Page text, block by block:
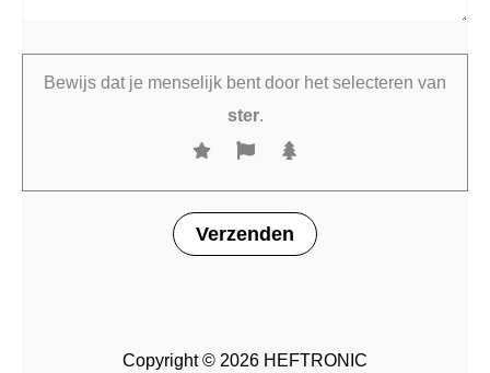
Bewijs dat je menselijk bent door het selecteren van
ster.
Copyright © 2026 HEFTRONIC